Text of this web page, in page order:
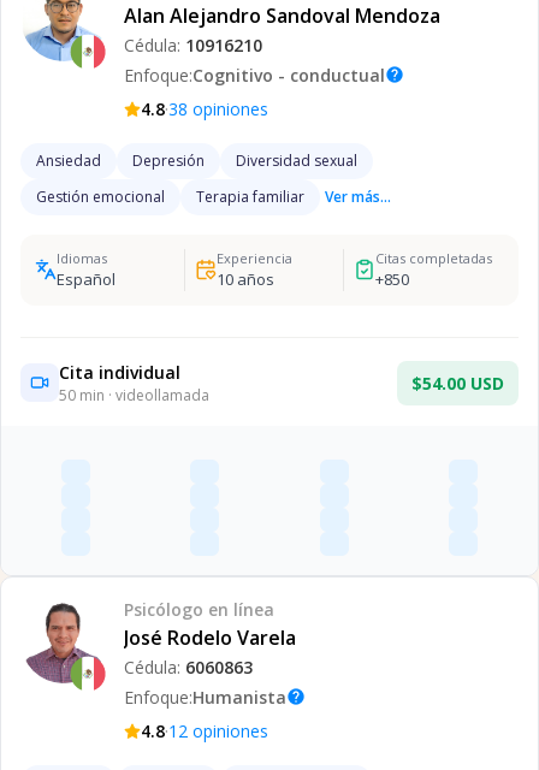
Alan Alejandro Sandoval Mendoza
Cédula: 10916210
Enfoque:Cognitivo - conductualhelp
4.8·38 opiniones
Ansiedad Depresión
Diversidad sexual
Gestión emocional
Terapia familiar Ver más...
Idiomas
Español
Experiencia
10años
Citas completadas
+850
Cita individual
50 min · videollamada
$54.00 USD
Psicólogo en línea
José Rodelo Varela
Cédula: 6060863
Enfoque:Humanistahelp
4.8·12 opiniones